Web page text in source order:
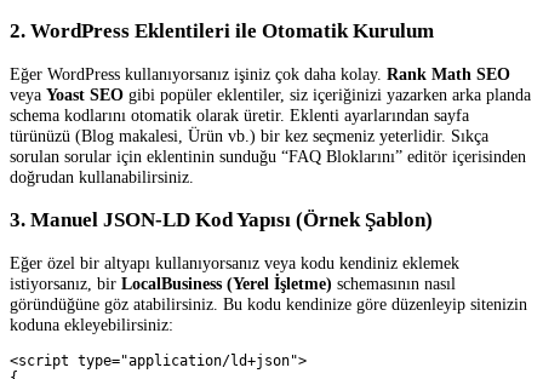
2. WordPress Eklentileri ile Otomatik Kurulum
Eğer WordPress kullanıyorsanız işiniz çok daha kolay. Rank Math SEO
veya Yoast SEO gibi popüler eklentiler, siz içeriğinizi yazarken arka planda
schema kodlarını otomatik olarak üretir. Eklenti ayarlarından sayfa
türünüzü (Blog makalesi, Ürün vb.) bir kez seçmeniz yeterlidir. Sıkça
sorulan sorular için eklentinin sunduğu “FAQ Bloklarını” editör içerisinden
doğrudan kullanabilirsiniz.
3. Manuel JSON-LD Kod Yapısı (Örnek Şablon)
Eğer özel bir altyapı kullanıyorsanız veya kodu kendiniz eklemek
istiyorsanız, bir LocalBusiness (Yerel İşletme) schemasının nasıl
göründüğüne göz atabilirsiniz. Bu kodu kendinize göre düzenleyip sitenizin
koduna ekleyebilirsiniz:
<script type="application/ld+json">